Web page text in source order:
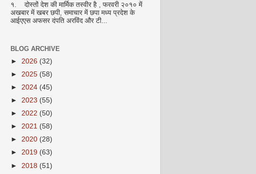
१. दोस्तों देश की मार्मिक तस्वीर है , फरवरी २०१० में
अखबार में खबर छपी, समाचार में छपा मध्य प्रदेश के
आईएएस अफसर दंपति अरविंद और टी...
BLOG ARCHIVE
► 2026 (32)
► 2025 (58)
► 2024 (45)
► 2023 (55)
► 2022 (50)
► 2021 (58)
► 2020 (28)
► 2019 (63)
► 2018 (51)